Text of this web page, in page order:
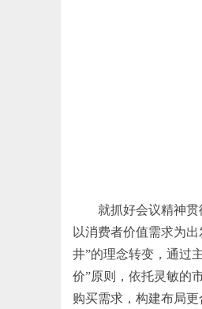
就抓好会议精神
以消费者价值需求为
井”的理念转变，通过
价”原则，依托灵敏的
购买需求，构建布局